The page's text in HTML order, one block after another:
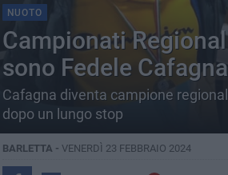
NUOTO
Campionati
sono Fedele
Cafagna diventa campione
dopo un lungo stop
BARLETTA - VENERDÌ 23 FEBBRAIO 2024